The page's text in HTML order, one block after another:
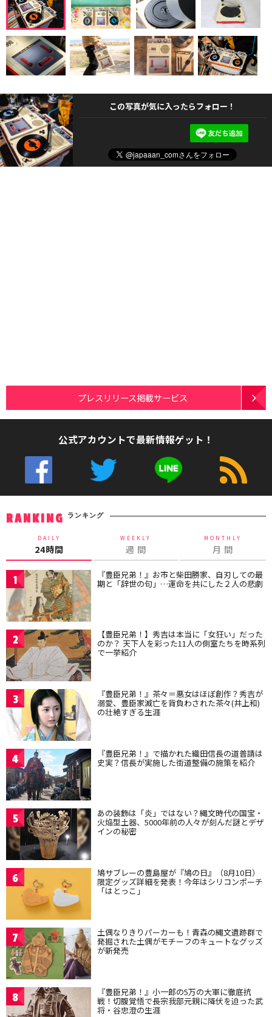
この写真が気に入ったらフォロー！
プレスリリース掲載サービス
公式アカウントで最新情報ゲット！
RANKING ランキング
DAILY
24時間
WEEKLY
週 間
MONTHLY
月 間
1 『豊臣兄弟！』お市と柴田勝家、自刃しての最
期と「辞世の句」…運命を共にした２人の悲劇
2 【豊臣兄弟！】秀吉は本当に「女狂い」だった
のか？ 天下人を彩った11人の側室たちを時系列
で一挙紹介
3 『豊臣兄弟！』茶々＝悪女はほぼ創作？秀吉が
溺愛、豊臣家滅亡を背負わされた茶々(井上和)
の壮絶すぎる生涯
4 『豊臣兄弟！』で描かれた織田信長の道普請は
史実？信長が実施した街道整備の施策を紹介
5 あの装飾は「炎」ではない？縄文時代の国宝・
火焔型土器、5000年前の人々が刻んだ謎とデザ
インの秘密
6 鳩サブレーの豊島屋が『鳩の日』（8月10日）
限定グッズ詳細を発表！今年はシリコンポーチ
「はとっこ」
7 土偶なりきりパーカーも！青森の縄文遺跡群で
発掘された土偶がモチーフのキュートなグッズ
が新発売
8 『豊臣兄弟！』小一郎の5万の大軍に徹底抗
戦！切腹覚悟で長宗我部元親に降伏を迫った武
将・谷忠澄の生涯